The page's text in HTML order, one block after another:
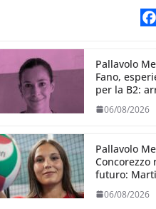
Pallavolo
Fano,
per la B2:
Alessia
06/08/2026
Pallavolo
Concorezzo
futuro:
il primo
06/08/2026